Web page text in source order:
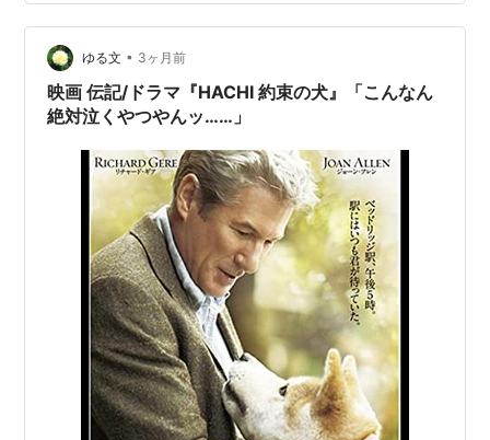
関連記事 ブラフ／Bluff それは帽子ではありません／
That's Not a Hat 貴族の務め／Adel Verpflichtet リンク
サギ師 - play:game https://ww…
ゆる文 • 3ヶ月前
映画 伝記/ドラマ『HACHI 約束の犬』「こんなん
絶対泣くやつやんッ……」